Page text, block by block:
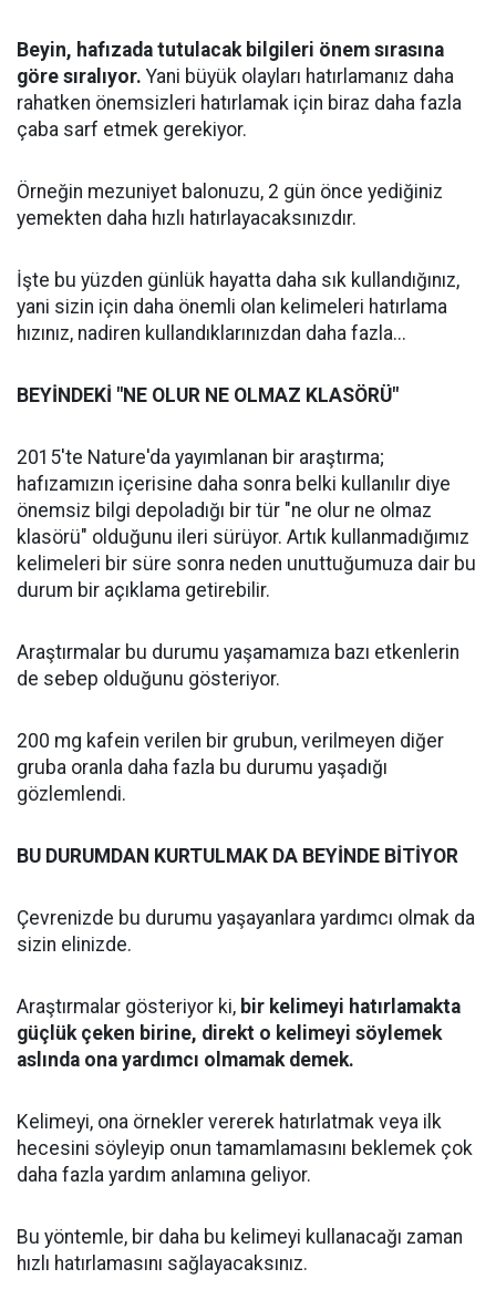
Beyin, hafızada tutulacak bilgileri önem sırasına
göre sıralıyor. Yani büyük olayları hatırlamanız daha
rahatken önemsizleri hatırlamak için biraz daha fazla
çaba sarf etmek gerekiyor.
Örneğin mezuniyet balonuzu, 2 gün önce yediğiniz
yemekten daha hızlı hatırlayacaksınızdır.
İşte bu yüzden günlük hayatta daha sık kullandığınız,
yani sizin için daha önemli olan kelimeleri hatırlama
hızınız, nadiren kullandıklarınızdan daha fazla...
BEYİNDEKİ "NE OLUR NE OLMAZ KLASÖRÜ"
2015'te Nature'da yayımlanan bir araştırma;
hafızamızın içerisine daha sonra belki kullanılır diye
önemsiz bilgi depoladığı bir tür "ne olur ne olmaz
klasörü" olduğunu ileri sürüyor. Artık kullanmadığımız
kelimeleri bir süre sonra neden unuttuğumuza dair bu
durum bir açıklama getirebilir.
Araştırmalar bu durumu yaşamamıza bazı etkenlerin
de sebep olduğunu gösteriyor.
200 mg kafein verilen bir grubun, verilmeyen diğer
gruba oranla daha fazla bu durumu yaşadığı
gözlemlendi.
BU DURUMDAN KURTULMAK DA BEYİNDE BİTİYOR
Çevrenizde bu durumu yaşayanlara yardımcı olmak da
sizin elinizde.
Araştırmalar gösteriyor ki, bir kelimeyi hatırlamakta
güçlük çeken birine, direkt o kelimeyi söylemek
aslında ona yardımcı olmamak demek.
Kelimeyi, ona örnekler vererek hatırlatmak veya ilk
hecesini söyleyip onun tamamlamasını beklemek çok
daha fazla yardım anlamına geliyor.
Bu yöntemle, bir daha bu kelimeyi kullanacağı zaman
hızlı hatırlamasını sağlayacaksınız.